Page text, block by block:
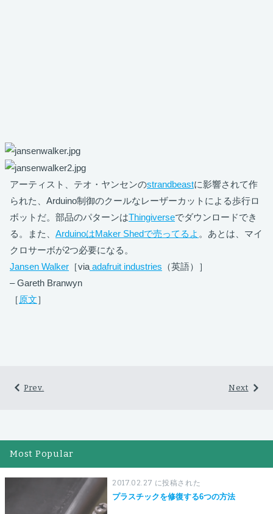
アーティスト、テオ・ヤンセンのstrandbeastに影響されて作
られた、Arduino制御のクールなレーザーカットによる歩行ロ
ボットだ。部品のパターンはThingiverseでダウンロードでき
る。また、 ArduinoはMaker Shedで売ってるよ 。あとは、マイ
クロサーボが2つ必要になる。
Jansen Walker ［via adafruit industries （英語）］
– Gareth Branwyn
［ 原文］
Next
Prev.
Most Popular
2017.02.27 に投稿された
プラスチックを修復する6つの方法